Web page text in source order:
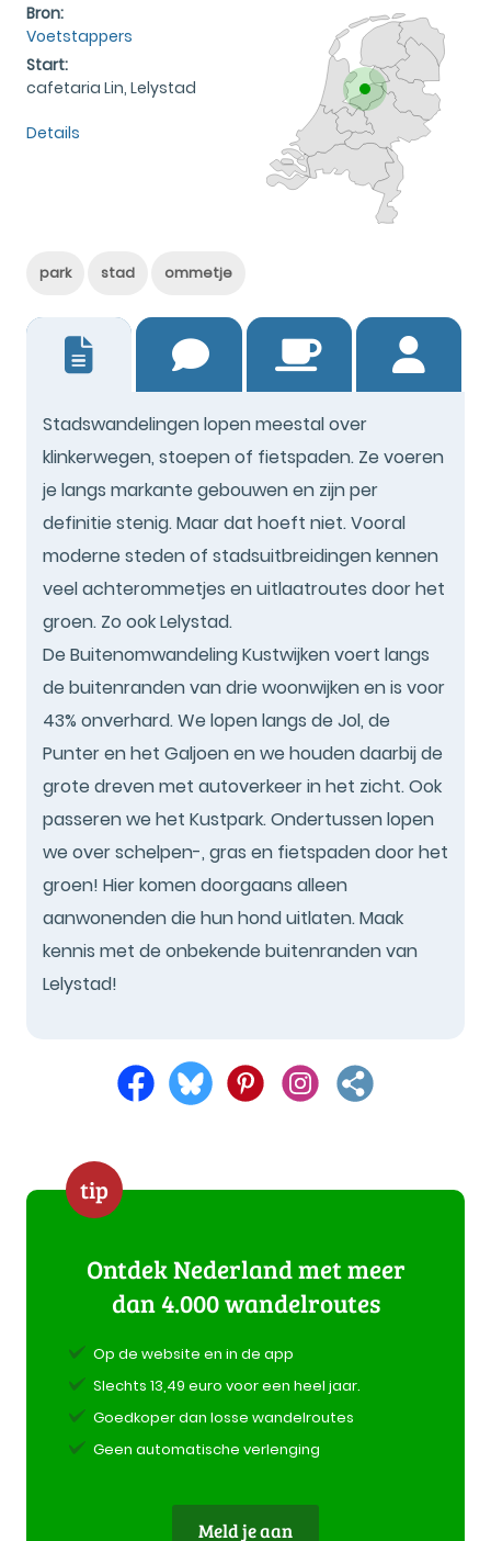
Bron:
Voetstappers
Start:
cafetaria Lin, Lelystad
Details
park stad ommetje
Stadswandelingen lopen meestal over
klinkerwegen, stoepen of fietspaden. Ze voeren
je langs markante gebouwen en zijn per
definitie stenig. Maar dat hoeft niet. Vooral
moderne steden of stadsuitbreidingen kennen
veel achterommetjes en uitlaatroutes door het
groen. Zo ook Lelystad.
De Buitenomwandeling Kustwijken voert langs
de buitenranden van drie woonwijken en is voor
43% onverhard. We lopen langs de Jol, de
Punter en het Galjoen en we houden daarbij de
grote dreven met autoverkeer in het zicht. Ook
passeren we het Kustpark. Ondertussen lopen
we over schelpen-, gras en fietspaden door het
groen! Hier komen doorgaans alleen
aanwonenden die hun hond uitlaten. Maak
kennis met de onbekende buitenranden van
Lelystad!
tip
Ontdek Nederland met meer
dan 4.000 wandelroutes
Op de website en in de app
Slechts 13,49 euro voor een heel jaar.
Goedkoper dan losse wandelroutes
Geen automatische verlenging
Meld je aan